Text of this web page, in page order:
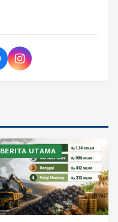
BERITA UTAMA